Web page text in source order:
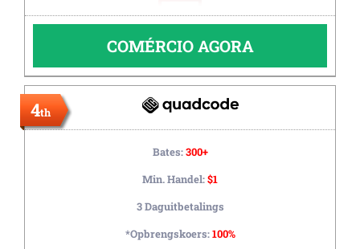
COMÉRCIO AGORA
4th
Bates:300+
Min. Handel:$1
3 Daguitbetalings
*Opbrengskoers:100%